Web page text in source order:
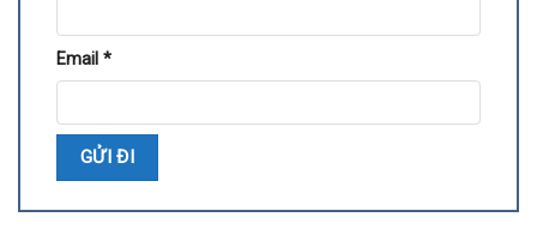
Email *